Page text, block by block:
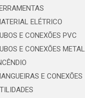
ELÉTRICO
E CONEXÕES PVC
E CONEXÕES METAL
E CONEXÕES